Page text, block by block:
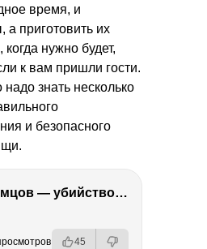
время, и
приготовить их
нужно будет,
к вам пришли гости.
надо знать несколько
и безопасного
Антон Немцов — убийство Бориса Немцова, переезд в Дубай, семья и политика
45